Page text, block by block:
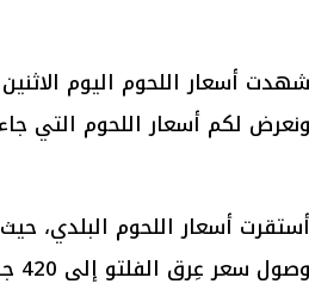
شهدت أسعار اللحوم اليوم
ونعرض لكم أسعار اللحوم التي
وصول سعر عِرق الفلتو إلى 420 جنيها.